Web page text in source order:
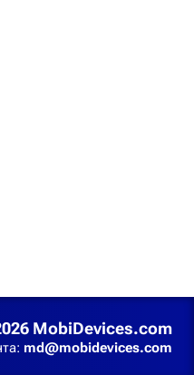
MobiDevices.com
md@mobidevices.com